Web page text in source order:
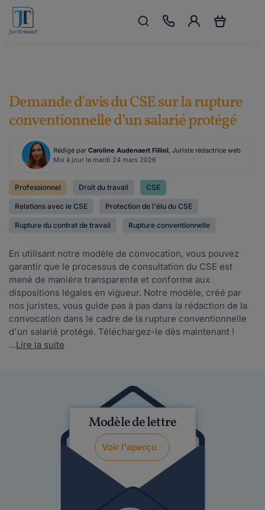
Modèle de lettre
Voir l'aperçu
Demande d'avis du CSE sur la rupture
conventionnelle d’un salarié protégé
Rédigé par Caroline Audenaert Filliol, Juriste rédactrice web
Mis à jour le mardi 24 mars 2026
Professionnel Droit du travail CSE
Relations avec le CSE Protection de l'élu du CSE
Rupture du contrat de travail Rupture conventionnelle
En utilisant notre modèle de convocation, vous pouvez
garantir que le processus de consultation du CSE est
mené de manière transparente et conforme aux
dispositions légales en vigueur. Notre modèle, créé par
nos juristes, vous guide pas à pas dans la rédaction de la
convocation dans le cadre de la rupture conventionnelle
d'un salarié protégé. Téléchargez-le dès maintenant !
...Lire la suite